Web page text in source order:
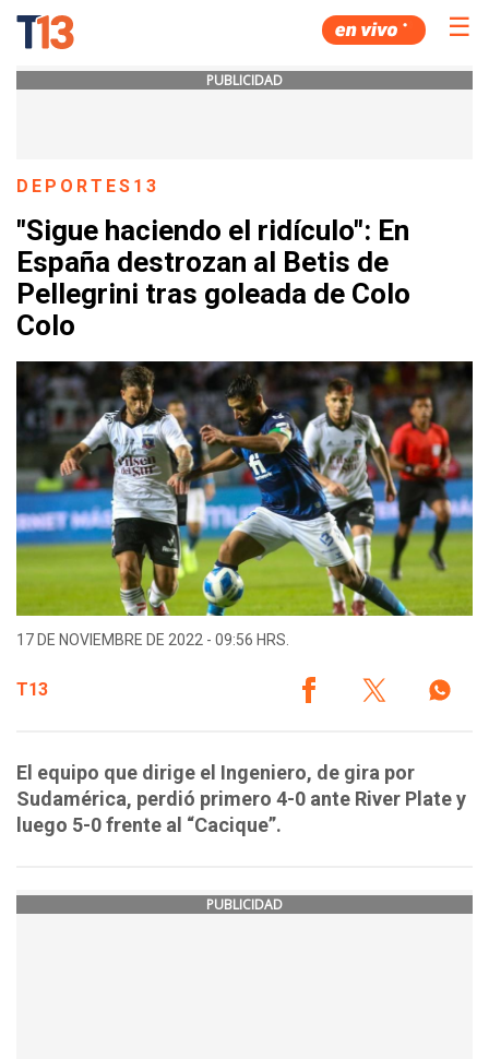
☰
PUBLICIDAD
DEPORTES13
"Sigue haciendo el ridículo": En
España destrozan al Betis de
Pellegrini tras goleada de Colo
Colo
17 DE NOVIEMBRE DE 2022 - 09:56 HRS.
T13
El equipo que dirige el Ingeniero, de gira por
Sudamérica, perdió primero 4-0 ante River Plate y
luego 5-0 frente al “Cacique”.
PUBLICIDAD